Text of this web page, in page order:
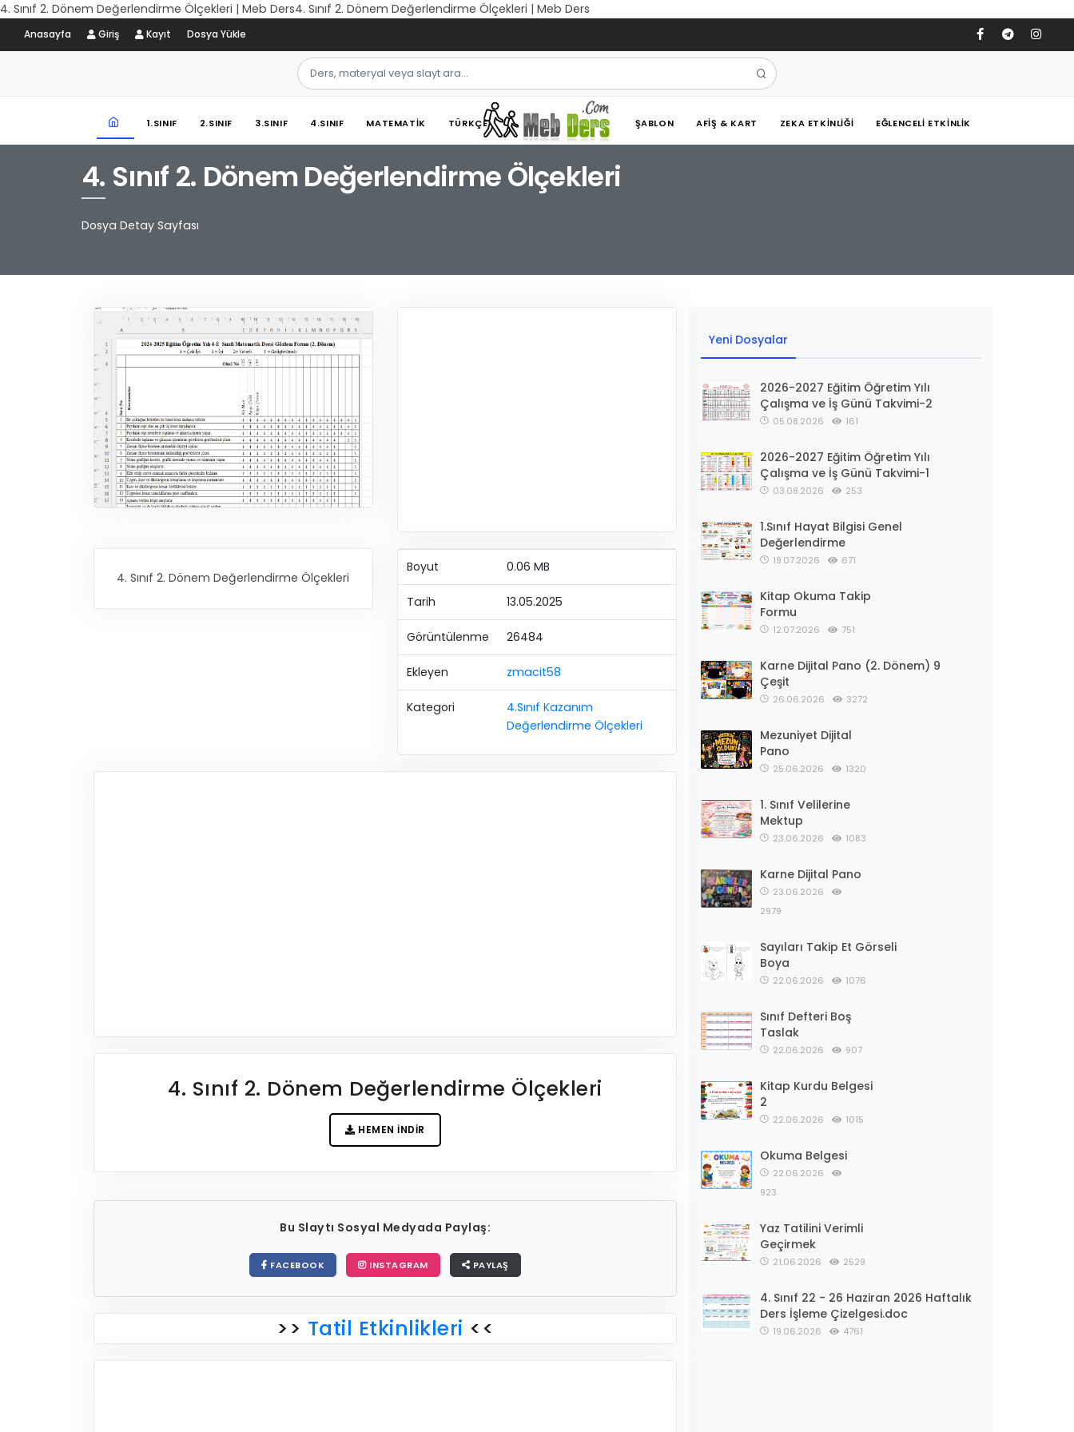
4. Sınıf 2. Dönem Değerlendirme Ölçekleri | Meb Ders4. Sınıf 2. Dönem Değerlendirme Ölçekleri | Meb Ders
Anasayfa Giriş Kayıt Dosya Yükle
1.SINIF 2.SINIF 3.SINIF 4.SINIF MATEMATIK TÜRKÇE ŞABLON AFIŞ & KART ZEKA ETKINLIĞI EĞLENCELI ETKINLIK
4. Sınıf 2. Dönem Değerlendirme Ölçekleri
Dosya Detay Sayfası
4. Sınıf 2. Dönem Değerlendirme Ölçekleri
Boyut 0.06 MB
Tarih 13.05.2025
Görüntülenme 26484
Ekleyen zmacit58
Kategori
4.Sınıf Kazanım
Değerlendirme Ölçekleri
4. Sınıf 2. Dönem Değerlendirme Ölçekleri
HEMEN İNDIR
Bu Slaytı Sosyal Medyada Paylaş:
FACEBOOK INSTAGRAM PAYLAŞ
>> Tatil Etkinlikleri <<
Yeni Dosyalar
2026-2027 Eğitim Öğretim Yılı
Çalışma ve İş Günü Takvimi-2
05.08.2026 161
2026-2027 Eğitim Öğretim Yılı
Çalışma ve İş Günü Takvimi-1
03.08.2026 253
1.Sınıf Hayat Bilgisi Genel
Değerlendirme
19.07.2026 671
Kitap Okuma Takip
Formu
12.07.2026 751
Karne Dijital Pano (2. Dönem) 9
Çeşit
26.06.2026 3272
Mezuniyet Dijital
Pano
25.06.2026 1320
1. Sınıf Velilerine
Mektup
23.06.2026 1083
Karne Dijital Pano
23.06.2026
2979
Sayıları Takip Et Görseli
Boya
22.06.2026 1076
Sınıf Defteri Boş
Taslak
22.06.2026 907
Kitap Kurdu Belgesi
2
22.06.2026 1015
Okuma Belgesi
22.06.2026
923
Yaz Tatilini Verimli
Geçirmek
21.06.2026 2529
4. Sınıf 22 - 26 Haziran 2026 Haftalık
Ders İşleme Çizelgesi.doc
19.06.2026 4761